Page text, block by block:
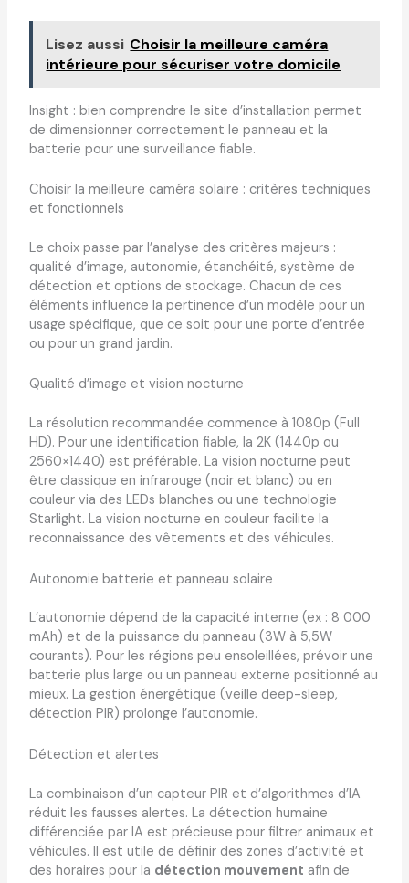
Lisez aussi Choisir la meilleure caméra
intérieure pour sécuriser votre domicile
Insight : bien comprendre le site d’installation permet
de dimensionner correctement le panneau et la
batterie pour une surveillance fiable.
Choisir la meilleure caméra solaire : critères techniques
et fonctionnels
Le choix passe par l’analyse des critères majeurs :
qualité d’image, autonomie, étanchéité, système de
détection et options de stockage. Chacun de ces
éléments influence la pertinence d’un modèle pour un
usage spécifique, que ce soit pour une porte d’entrée
ou pour un grand jardin.
Qualité d’image et vision nocturne
La résolution recommandée commence à 1080p (Full
HD). Pour une identification fiable, la 2K (1440p ou
2560×1440) est préférable. La vision nocturne peut
être classique en infrarouge (noir et blanc) ou en
couleur via des LEDs blanches ou une technologie
Starlight. La vision nocturne en couleur facilite la
reconnaissance des vêtements et des véhicules.
Autonomie batterie et panneau solaire
L’autonomie dépend de la capacité interne (ex : 8 000
mAh) et de la puissance du panneau (3W à 5,5W
courants). Pour les régions peu ensoleillées, prévoir une
batterie plus large ou un panneau externe positionné au
mieux. La gestion énergétique (veille deep-sleep,
détection PIR) prolonge l’autonomie.
Détection et alertes
La combinaison d’un capteur PIR et d’algorithmes d’IA
réduit les fausses alertes. La détection humaine
différenciée par IA est précieuse pour filtrer animaux et
véhicules. Il est utile de définir des zones d’activité et
des horaires pour la détection mouvement afin de